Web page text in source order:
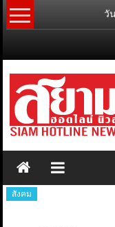
Skip
to
วั
สังคม